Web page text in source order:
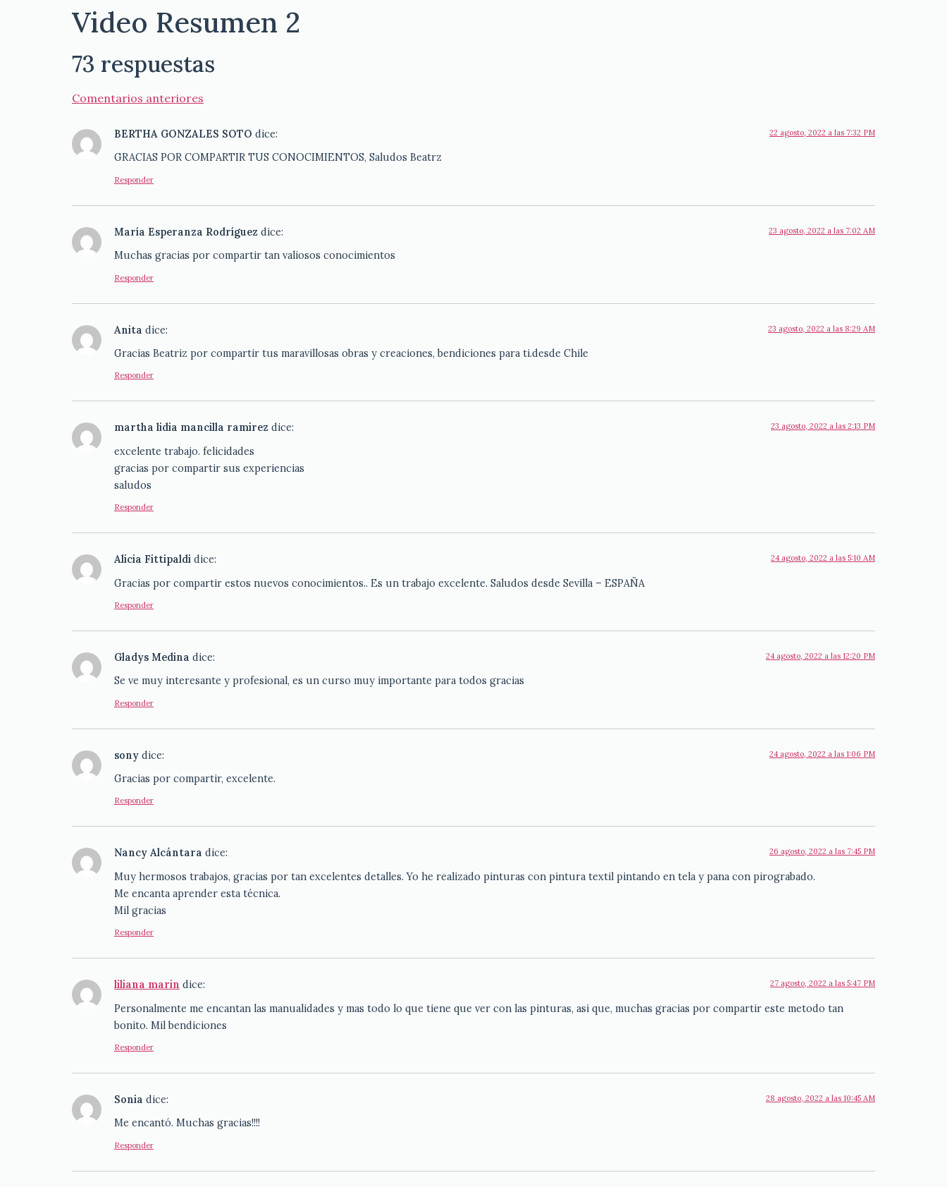
Video Resumen 2
73 respuestas
Comentarios anteriores
BERTHA GONZALES SOTO dice: 22 agosto, 2022 a las 7:32 PM
GRACIAS POR COMPARTIR TUS CONOCIMIENTOS, Saludos Beatrz
Responder
María Esperanza Rodríguez dice: 23 agosto, 2022 a las 7:02 AM
Muchas gracias por compartir tan valiosos conocimientos
Responder
Anita dice: 23 agosto, 2022 a las 8:29 AM
Gracias Beatriz por compartir tus maravillosas obras y creaciones, bendiciones para ti.desde Chile
Responder
martha lidia mancilla ramirez dice: 23 agosto, 2022 a las 2:13 PM
excelente trabajo. felicidades
gracias por compartir sus experiencias
saludos
Responder
Alicia Fittipaldi dice: 24 agosto, 2022 a las 5:10 AM
Gracias por compartir estos nuevos conocimientos.. Es un trabajo excelente. Saludos desde Sevilla – ESPAÑA
Responder
Gladys Medina dice: 24 agosto, 2022 a las 12:20 PM
Se ve muy interesante y profesional, es un curso muy importante para todos gracias
Responder
sony dice: 24 agosto, 2022 a las 1:06 PM
Gracias por compartir, excelente.
Responder
Nancy Alcántara dice: 26 agosto, 2022 a las 7:45 PM
Muy hermosos trabajos, gracias por tan excelentes detalles. Yo he realizado pinturas con pintura textil pintando en tela y pana con pirograbado.
Me encanta aprender esta técnica.
Mil gracias
Responder
liliana marin dice: 27 agosto, 2022 a las 5:47 PM
Personalmente me encantan las manualidades y mas todo lo que tiene que ver con las pinturas, asi que, muchas gracias por compartir este metodo tan
bonito. Mil bendiciones
Responder
Sonia dice: 28 agosto, 2022 a las 10:45 AM
Me encantó. Muchas gracias!!!!
Responder